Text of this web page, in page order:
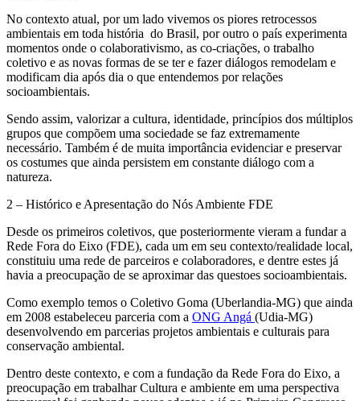
No contexto atual, por um lado vivemos os piores retrocessos
ambientais em toda história do Brasil, por outro o país experimenta
momentos onde o colaborativismo, as co-criações, o trabalho
coletivo e as novas formas de se ter e fazer diálogos remodelam e
modificam dia após dia o que entendemos por relações
socioambientais.
Sendo assim, valorizar a cultura, identidade, princípios dos múltiplos
grupos que compõem uma sociedade se faz extremamente
necessário. Também é de muita importância evidenciar e preservar
os costumes que ainda persistem em constante diálogo com a
natureza.
2 – Histórico e Apresentação do Nós Ambiente FDE
Desde os primeiros coletivos, que posteriormente vieram a fundar a
Rede Fora do Eixo (FDE), cada um em seu contexto/realidade local,
constituiu uma rede de parceiros e colaboradores, e dentre estes já
havia a preocupação de se aproximar das questoes socioambientais.
Como exemplo temos o Coletivo Goma (Uberlandia-MG) que ainda
em 2008 estabeleceu parceria com a ONG Angá (Udia-MG)
desenvolvendo em parcerias projetos ambientais e culturais para
conservação ambiental.
Dentro deste contexto, e com a fundação da Rede Fora do Eixo, a
preocupação em trabalhar Cultura e ambiente em uma perspectiva